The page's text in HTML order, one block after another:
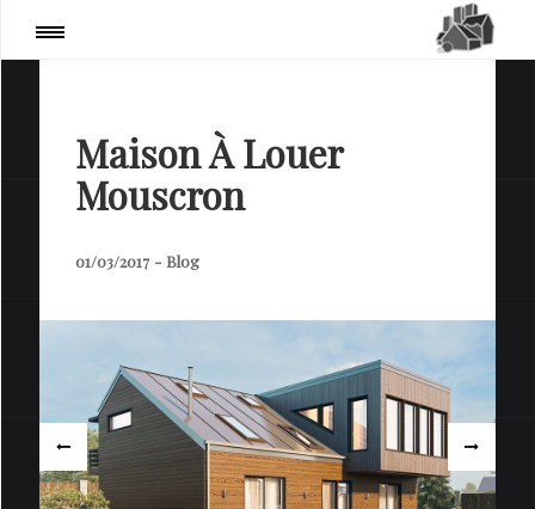
Page
Maison À Louer
Mouscron
01/03/2017 - Blog